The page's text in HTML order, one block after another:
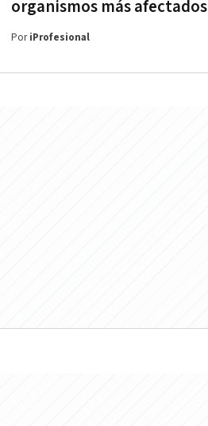
organismos más afectados
PoriProfesional